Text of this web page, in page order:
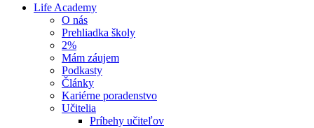
Life Academy
O nás
Prehliadka školy
2%
Mám záujem
Podkasty
Články
Kariérne poradenstvo
Učitelia
Príbehy učiteľov